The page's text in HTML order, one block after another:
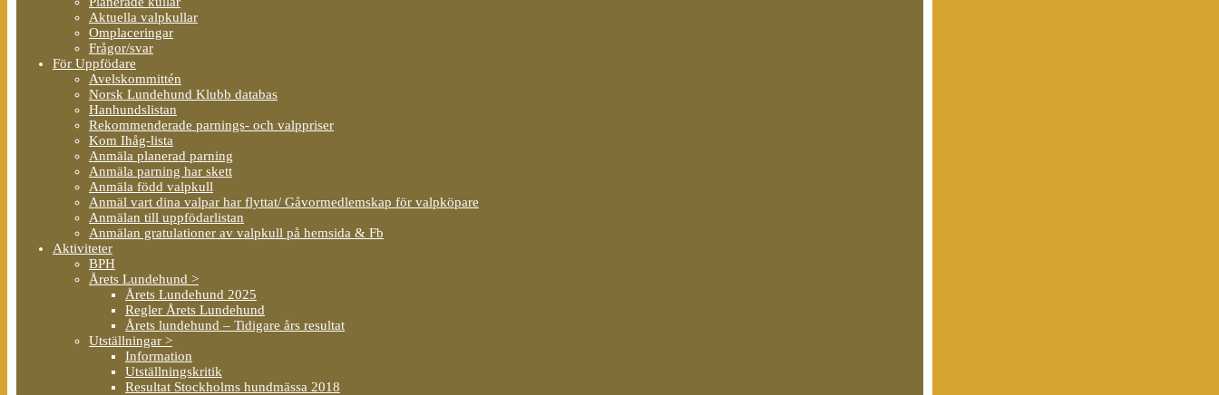
Aktuella valpkullar
Omplaceringar
Frågor/svar
För Uppfödare
Avelskommittén
Norsk Lundehund Klubb databas
Hanhundslistan
Rekommenderade parnings- och valppriser
Kom Ihåg-lista
Anmäla planerad parning
Anmäla parning har skett
Anmäla född valpkull
Anmäl vart dina valpar har flyttat/ Gåvormedlemskap för valpköpare
Anmälan till uppfödarlistan
Anmälan gratulationer av valpkull på hemsida & Fb
Aktiviteter
BPH
Årets Lundehund >
Årets Lundehund 2025
Regler Årets Lundehund
Årets lundehund – Tidigare års resultat
Utställningar >
Information
Utställningskritik
Resultat Stockholms hundmässa 2018